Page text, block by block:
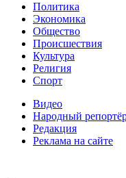
Политика
Экономика
Общество
Происшествия
Культура
Религия
Спорт
Видео
Народный
Редакция
Реклама на сайте